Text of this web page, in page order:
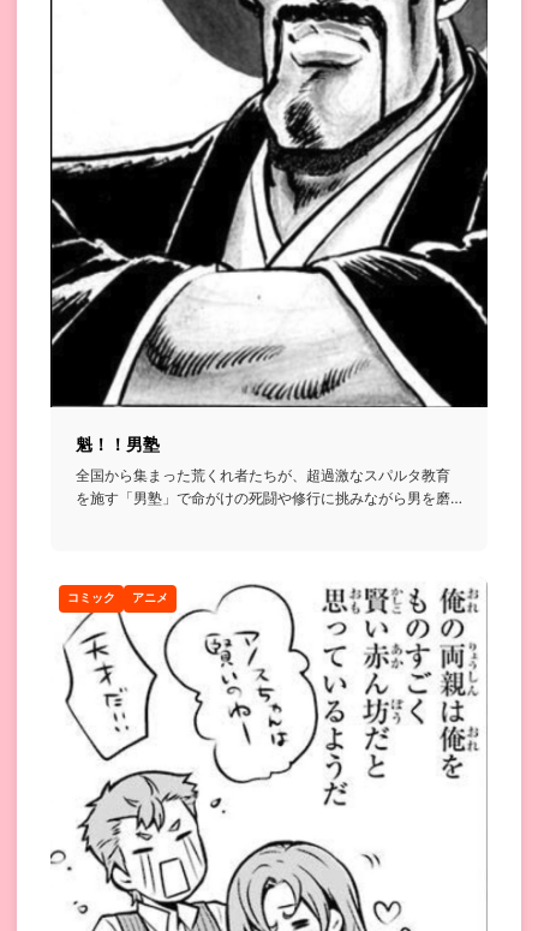
魁！！男塾
全国から集まった荒くれ者たちが、超過激なスパルタ教育
を施す「男塾」で命がけの死闘や修行に挑みながら男を磨
コミック アニメ